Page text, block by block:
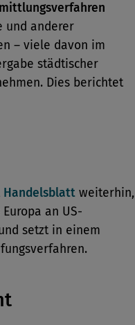
und anderer
– viele davon im
städtischer
Dies berichtet
Handelsblatt weiterhin,
an US-
setzt in einem